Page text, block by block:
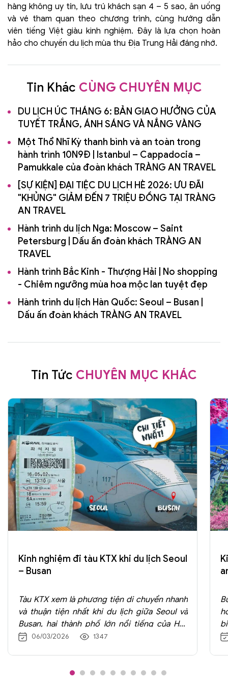
hàng không uy tín, lưu trú khách sạn 4 – 5 sao, ăn uống
và vé tham quan theo chương trình, cùng hướng dẫn
viên tiếng Việt giàu kinh nghiệm. Đây là lựa chọn hoàn
hảo cho chuyến du lịch mùa thu Địa Trung Hải đáng nhớ.
Tin Khác CÙNG CHUYÊN MỤC
DU LỊCH ÚC THÁNG 6: BẢN GIAO HƯỞNG CỦA
TUYẾT TRẮNG, ÁNH SÁNG VÀ NẮNG VÀNG
Một Thổ Nhĩ Kỳ thanh bình và an toàn trong
hành trình 10N9Đ | Istanbul – Cappadocia –
Pamukkale của đoàn khách TRÀNG AN TRAVEL
[SỰ KIỆN] ĐẠI TIỆC DU LỊCH HÈ 2026: ƯU ĐÃI
"KHỦNG" GIẢM ĐẾN 7 TRIỆU ĐỒNG TẠI TRÀNG
AN TRAVEL
Hành trình du lịch Nga: Moscow – Saint
Petersburg | Dấu ấn đoàn khách TRÀNG AN
TRAVEL
Hành trình Bắc Kinh - Thượng Hải | No shopping
- Chiêm ngưỡng mùa hoa mộc lan tuyệt đẹp
Hành trình du lịch Hàn Quốc: Seoul – Busan |
Dấu ấn đoàn khách TRÀNG AN TRAVEL
Tin Tức CHUYÊN MỤC KHÁC
Kinh nghiệm đi tàu KTX khi du lịch Seoul
– Busan
Tàu KTX xem là phương tiện di chuyển nhanh
và thuận tiện nhất khi du lịch giữa Seoul và
Busan, hai thành phố lớn nổi tiếng của Hàn
Quốc. Đây là hệ thống tàu cao tốc hiện đại do
chuyển giữa hai miền nam – bắc của đất
06/03/2026 1347